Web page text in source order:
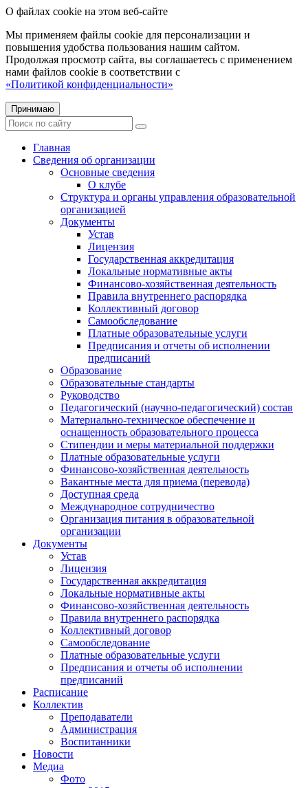
О файлах cookie на этом веб-сайте
Мы применяем файлы cookie для персонализации и
повышения удобства пользования нашим сайтом.
Продолжая просмотр сайта, вы соглашаетесь с применением
нами файлов cookie в соответствии с
«Политикой конфиденциальности»
Принимаю
Главная
Сведения об организации
Основные сведения
О клубе
Структура и органы управления образовательной
организацией
Документы
Устав
Лицензия
Государственная аккредитация
Локальные нормативные акты
Финансово-хозяйственная деятельность
Правила внутреннего распорядка
Коллективный договор
Самообследование
Платные образовательные услуги
Предписания и отчеты об исполнении
предписаний
Образование
Образовательные стандарты
Руководство
Педагогический (научно-педагогический) состав
Материально-техническое обеспечение и
оснащенность образовательного процесса
Стипендии и меры материальной поддержки
Платные образовательные услуги
Финансово-хозяйственная деятельность
Вакантные места для приема (перевода)
Доступная среда
Международное сотрудничество
Организация питания в образовательной
организации
Документы
Устав
Лицензия
Государственная аккредитация
Локальные нормативные акты
Финансово-хозяйственная деятельность
Правила внутреннего распорядка
Коллективный договор
Самообследование
Платные образовательные услуги
Предписания и отчеты об исполнении
предписаний
Расписание
Коллектив
Преподаватели
Администрация
Воспитанники
Новости
Медиа
Фото